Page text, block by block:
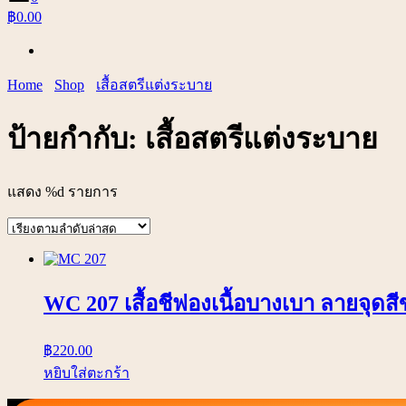
฿0.00
Home Shop เสื้อสตรีแต่งระบาย
ป้ายกำกับ: เสื้อสตรีแต่งระบาย
แสดง %d รายการ
WC 207 เสื้อชีฟองเนื้อบางเบา ลายจุด
฿220.00
หยิบใส่ตะกร้า